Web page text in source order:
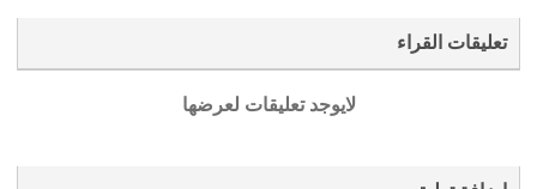
تعليقات القراء
لايوجد تعليقات لعرضها